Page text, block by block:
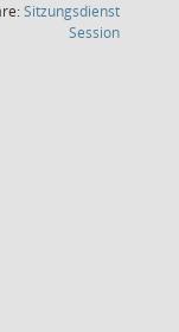
Sitzungsdienst
Session(Wird in